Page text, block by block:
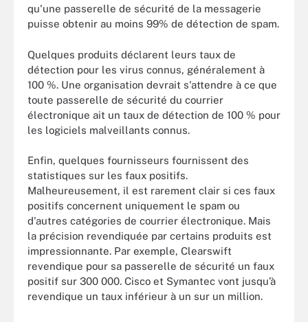
qu'une passerelle de sécurité de la messagerie
puisse obtenir au moins 99% de détection de spam.
Quelques produits déclarent leurs taux de
détection pour les virus connus, généralement à
100 %. Une organisation devrait s'attendre à ce que
toute passerelle de sécurité du courrier
électronique ait un taux de détection de 100 % pour
les logiciels malveillants connus.
Enfin, quelques fournisseurs fournissent des
statistiques sur les faux positifs.
Malheureusement, il est rarement clair si ces faux
positifs concernent uniquement le spam ou
d'autres catégories de courrier électronique. Mais
la précision revendiquée par certains produits est
impressionnante. Par exemple, Clearswift
revendique pour sa passerelle de sécurité un faux
positif sur 300 000. Cisco et Symantec vont jusqu’à
revendique un taux inférieur à un sur un million.